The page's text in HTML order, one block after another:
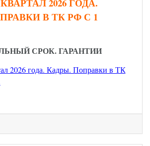
В ТК РФ С 1
СРОК. ГАРАНТИИ
2026 года. Кадры. Поправки в ТК